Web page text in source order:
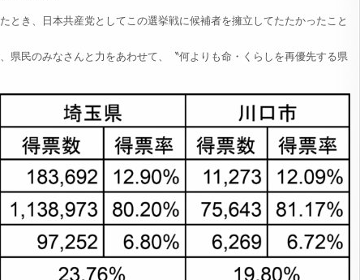
とき、日本共産党としてこの選挙戦に候補者を擁立してたたかったこと
県民のみなさんと力をあわせて、〝何よりも命・くらしを再優先する県